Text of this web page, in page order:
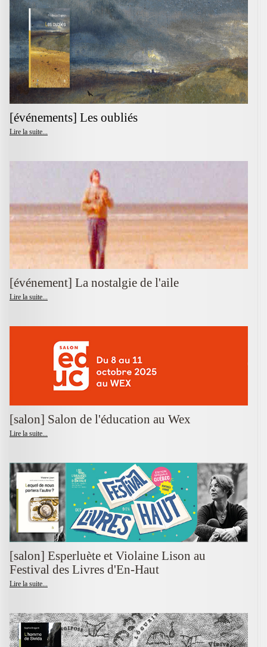
[événements] Les oubliés
Lire la suite...
[événement] La nostalgie de l'aile
Lire la suite...
[salon] Salon de l'éducation au Wex
Lire la suite...
[salon] Esperluète et Violaine Lison au
Festival des Livres d'En-Haut
Lire la suite...